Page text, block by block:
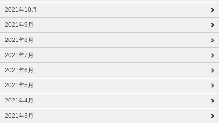
2021年10月
2021年9月
2021年8月
2021年7月
2021年6月
2021年5月
2021年4月
2021年3月